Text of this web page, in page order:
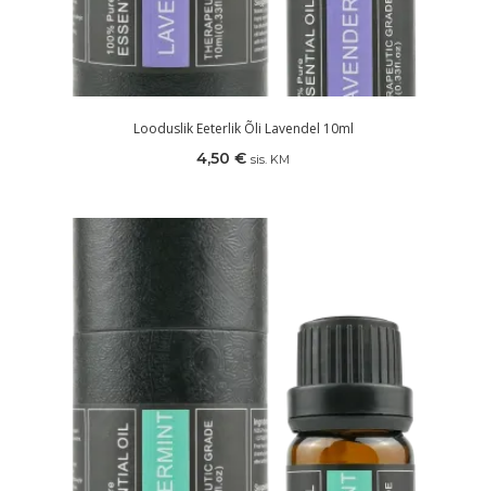
Looduslik Eeterlik Õli Lavendel 10ml
4,50 € sis. KM